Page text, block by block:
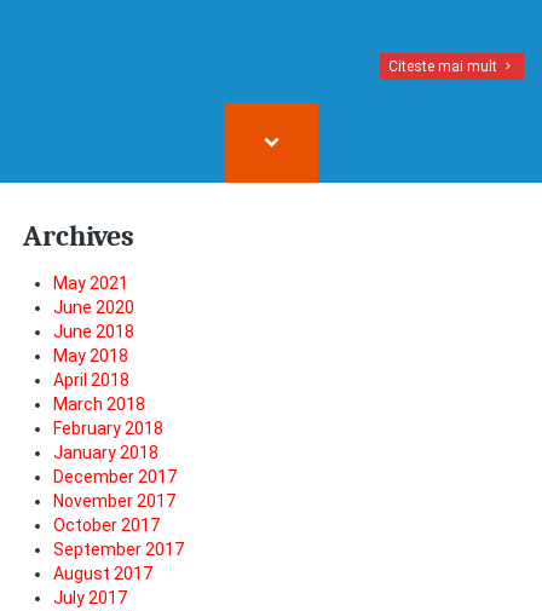
Citeste mai mult
Archives
May 2021
June 2020
June 2018
May 2018
April 2018
March 2018
February 2018
January 2018
December 2017
November 2017
October 2017
September 2017
August 2017
July 2017